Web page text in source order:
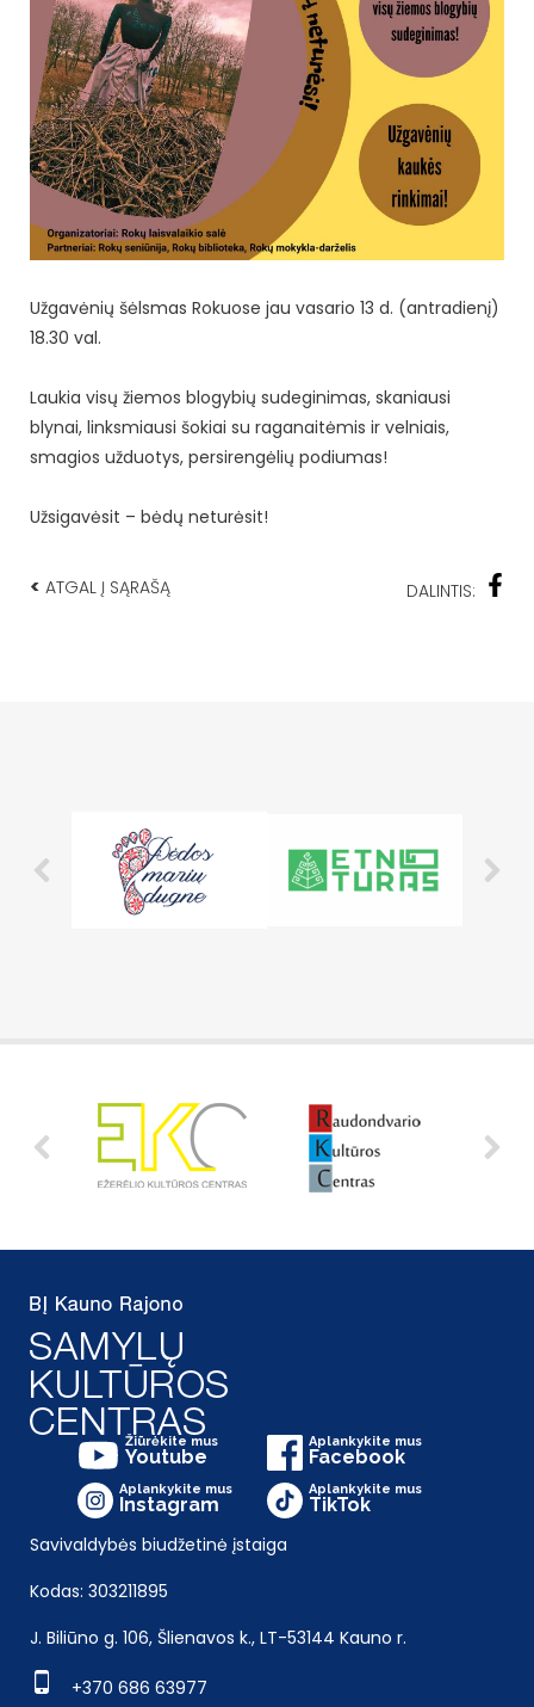
Užgavėnių šėlsmas Rokuose jau vasario 13 d. (antradienį)
18.30 val.
Laukia visų žiemos blogybių sudeginimas, skaniausi
blynai, linksmiausi šokiai su raganaitėmis ir velniais,
smagios užduotys, persirengėlių podiumas!
Užsigavėsit – bėdų neturėsit!
< ATGAL Į SĄRAŠĄ DALINTIS:
Žiūrėkite mus
Youtube
Aplankykite mus
Facebook
Aplankykite mus
Instagram
Aplankykite mus
TikTok
Savivaldybės biudžetinė įstaiga
Kodas: 303211895
J. Biliūno g. 106, Šlienavos k., LT-53144 Kauno r.
+370 686 63977